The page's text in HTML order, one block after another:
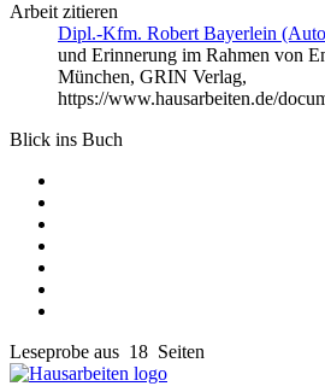
Arbeit zitieren
Dipl.-Kfm. Robert Bayerlein
und Erinnerung im Rahmen von
München, GRIN Verlag,
https://www.hausarbeiten.de/
Blick ins Buch
Leseprobe aus 18 Seiten